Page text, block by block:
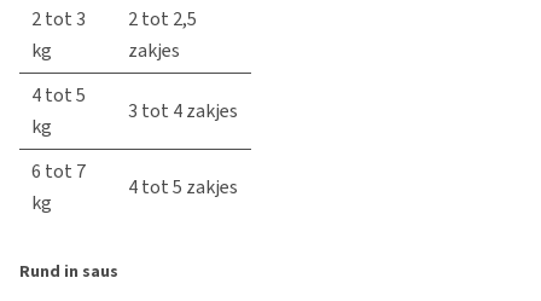
2 tot 3
kg
2 tot 2,5
zakjes
4 tot 5
kg
3 tot 4 zakjes
6 tot 7
kg
4 tot 5 zakjes
Rund in saus